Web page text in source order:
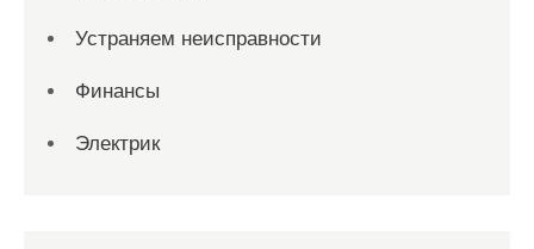
Устраняем неисправности
Финансы
Электрик